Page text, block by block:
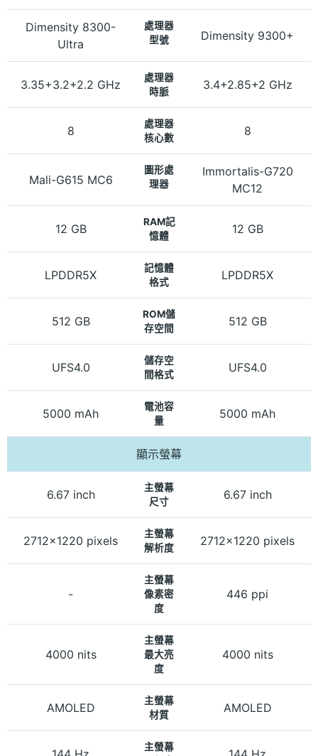
Dimensity 8300-
Ultra
處理器
型號
Dimensity 9300+
3.35+3.2+2.2 GHz
處理器
時脈
3.4+2.85+2 GHz
8
處理器
核心數
8
Mali-G615 MC6
圖形處
理器
Immortalis-G720
MC12
12 GB
RAM記
憶體
12 GB
LPDDR5X
記憶體
格式
LPDDR5X
512 GB
ROM儲
存空間
512 GB
UFS4.0
儲存空
間格式
UFS4.0
5000 mAh
電池容
量
5000 mAh
顯示螢幕
6.67 inch
主螢幕
尺寸
6.67 inch
2712x1220 pixels
主螢幕
解析度
2712x1220 pixels
-
主螢幕
像素密
度
446 ppi
4000 nits
主螢幕
最大亮
度
4000 nits
AMOLED
主螢幕
材質
AMOLED
主螢幕